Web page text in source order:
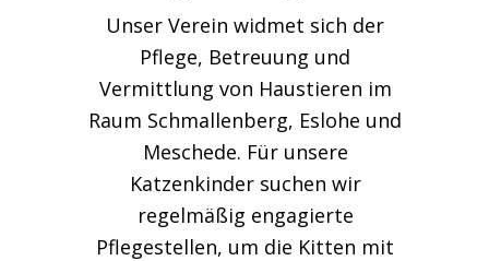
Unser Verein widmet sich der
Pflege, Betreuung und
Vermittlung von Haustieren im
Raum Schmallenberg, Eslohe und
Meschede. Für unsere
Katzenkinder suchen wir
regelmäßig engagierte
Pflegestellen, um die Kitten mit